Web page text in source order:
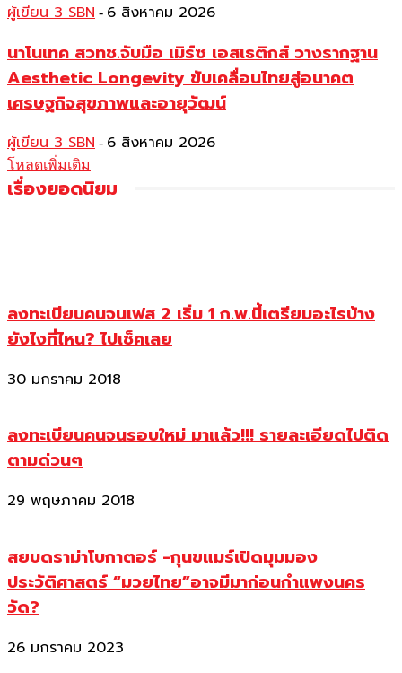
ผู้เขียน 3 SBN - 6 สิงหาคม 2026
นาโนเทค สวทช.จับมือ เมิร์ซ เอสเธติกส์ วางรากฐาน
Aesthetic Longevity ขับเคลื่อนไทยสู่อนาคต
เศรษฐกิจสุขภาพและอายุวัฒน์
ผู้เขียน 3 SBN - 6 สิงหาคม 2026
โหลดเพิ่มเติม
เรื่องยอดนิยม
ลงทะเบียนคนจนเฟส 2 เริ่ม 1 ก.พ.นี้เตรียมอะไรบ้าง
ยังไงที่ไหน? ไปเช็คเลย
30 มกราคม 2018
ลงทะเบียนคนจนรอบใหม่ มาแล้ว!!! รายละเอียดไปติด
ตามด่วนๆ
29 พฤษภาคม 2018
สยบดราม่าโบกาตอร์ -กุนขแมร์เปิดมุมมอง
ประวัติศาสตร์ “มวยไทย”อาจมีมาก่อนกำแพงนคร
วัด?
26 มกราคม 2023